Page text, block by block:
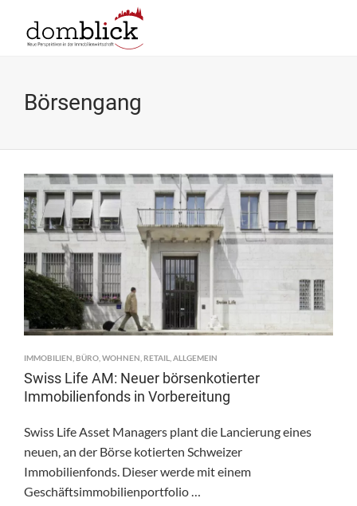
Börsengang
IMMOBILIEN BÜRO WOHNEN RETAIL ALLGEMEIN
Swiss Life AM: Neuer börsenkotierter
Immobilienfonds in Vorbereitung
Swiss Life Asset Managers plant die Lancierung eines
neuen, an der Börse kotierten Schweizer
Immobilienfonds. Dieser werde mit einem
Geschäftsimmobilienportfolio …